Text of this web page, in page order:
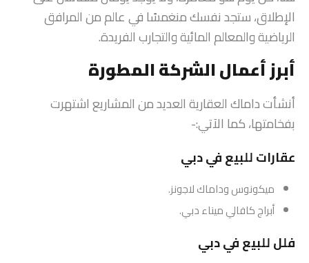
الإطلاق، ستجد نفسك منغمسًا في عالم من المرافق
الرياضية والمعالم المائية والتجارب الفريدة.
أبرز أعمال الشركة المطورة
أنشأت داماك العقارية العديد من المشاريع اشتهرت
بفخامتها، كما الآتي:-
عقارات للبيع في دبي
ميكونوس وداماك لاجونز.
أبراج كافالي ميناء دبي.
فلل للبيع في دبي